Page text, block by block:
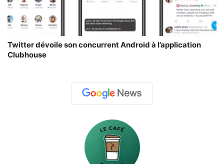
Twitter dévoile son concurrent Android à l’application
Clubhouse